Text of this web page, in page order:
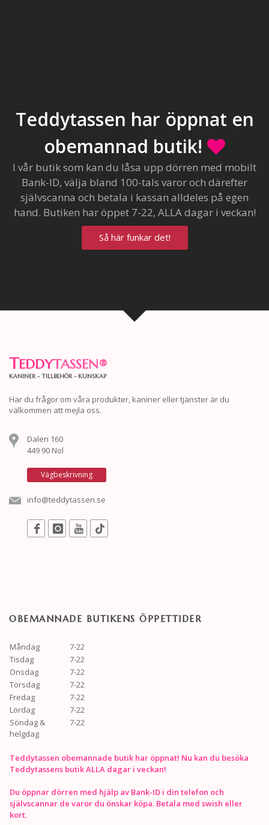
Teddytassen har öppnat en
obemannad butik!
I vår butik som kan du låsa upp dörren med mobilt
Bank-ID, välja bland 100-tals varor och därefter
självscanna och betala i kassan alldeles på egen
hand. Butiken har öppet 7-22, ALLA dagar i veckan!
Så här funkar det!
TEDDYTASSEN®
KANINER - TILLBEHÖR - KUNSKAP
Har du frågor om våra produkter, kaniner eller tjänster är du
välkommen att mejla oss.
Dalen 160
449 90 Nol
Vägbeskrivning
info@teddytassen.se
OBEMANNADE BUTIKENS ÖPPETTIDER
Måndag
7-22
Tisdag
7-22
Onsdag
7-22
Torsdag
7-22
Fredag
7-22
Lördag
7-22
Söndag &
helgdag
7-22
Teddytassen obemannade butik har öppnat! Nu kan du besöka
Teddytassens butik ALLA dagar i veckan!
Du öppnar dörren med hjälp av Bank-ID i din telefon och
självscannar de varor du önskar köpa. Betala med swish eller
kort.